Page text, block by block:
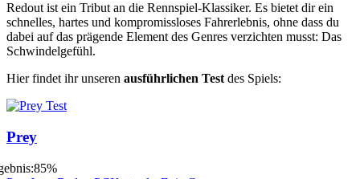
Redout ist ein Tribut an die Rennspiel-Klassiker. Es bietet dir ein
schnelles, hartes und kompromissloses Fahrerlebnis, ohne dass du
dabei auf das prägende Element des Genres verzichten musst: Das
Schwindelgefühl.
Hier findet ihr unseren ausführlichen Test des Spiels:
Prey